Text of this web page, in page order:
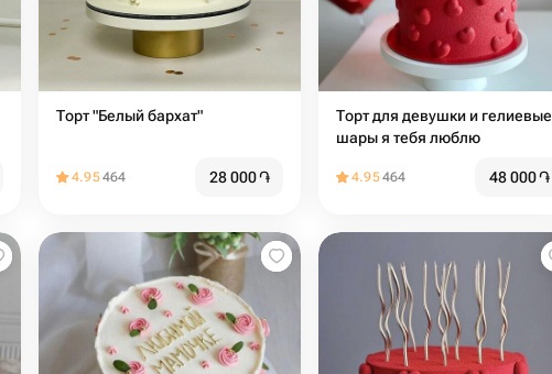
Торт "Белый бархат"
4.95464 28 000֏
Торт для девушки и гелиевые
шары я тебя люблю
4.95464 48 000֏